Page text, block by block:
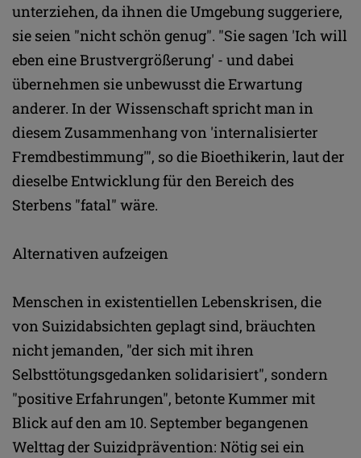
unterziehen, da ihnen die Umgebung suggeriere,
sie seien "nicht schön genug". "Sie sagen 'Ich will
eben eine Brustvergrößerung' - und dabei
übernehmen sie unbewusst die Erwartung
anderer. In der Wissenschaft spricht man in
diesem Zusammenhang von 'internalisierter
Fremdbestimmung'", so die Bioethikerin, laut der
dieselbe Entwicklung für den Bereich des
Sterbens "fatal" wäre.
Alternativen aufzeigen
Menschen in existentiellen Lebenskrisen, die
von Suizidabsichten geplagt sind, bräuchten
nicht jemanden, "der sich mit ihren
Selbsttötungsgedanken solidarisiert", sondern
"positive Erfahrungen", betonte Kummer mit
Blick auf den am 10. September begangenen
Welttag der Suizidprävention: Nötig sei ein